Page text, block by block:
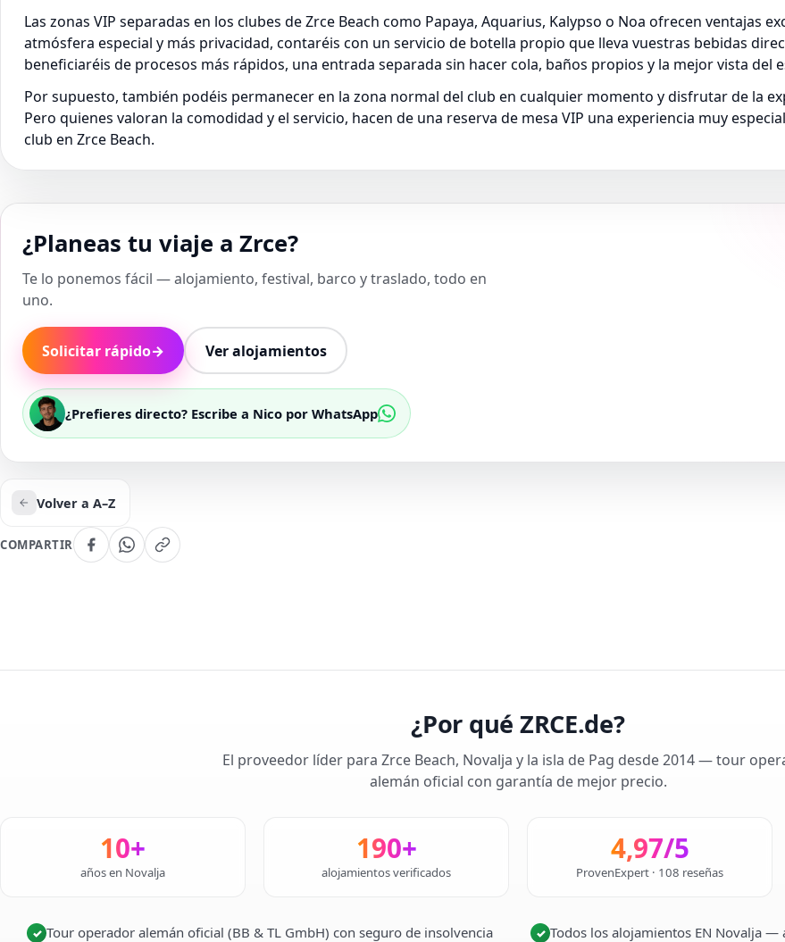
Las zonas VIP separadas en los clubes de Zrce Beach como Papaya, Aquarius, Kalypso o Noa ofrecen ventajas
atmósfera especial y más privacidad, contaréis con un servicio de botella propio que lleva vuestras bebidas
beneficiaréis de procesos más rápidos, una entrada separada sin hacer cola, baños propios y la mejor vista del
Por supuesto, también podéis permanecer en la zona normal del club en cualquier momento y disfrutar de la
Pero quienes valoran la comodidad y el servicio, hacen de una reserva de mesa VIP una experiencia muy
club en Zrce Beach.
¿Planeas tu viaje a Zrce?
Te lo ponemos fácil — alojamiento, festival, barco y traslado, todo en
uno.
Solicitar rápido→ Ver alojamientos
¿Prefieres directo? Escribe a Nico por WhatsApp
Volver a A–Z
COMPARTIR
¿Por qué ZRCE.de?
El proveedor líder para Zrce Beach, Novalja y la isla de Pag desde 2014 — tour
alemán oficial con garantía de mejor precio.
10+
años en Novalja
190+
alojamientos verificados
4,97/5
ProvenExpert · 108 reseñas
✓ Tour operador alemán oficial (BB & TL GmbH) con seguro de insolvencia ✓ Todos los alojamientos EN Novalja —